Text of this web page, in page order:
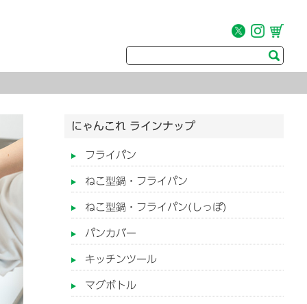
にゃんこれ ラインナップ
フライパン
ねこ型鍋・フライパン
ねこ型鍋・フライパン(しっぽ)
パンカバー
キッチンツール
マグボトル